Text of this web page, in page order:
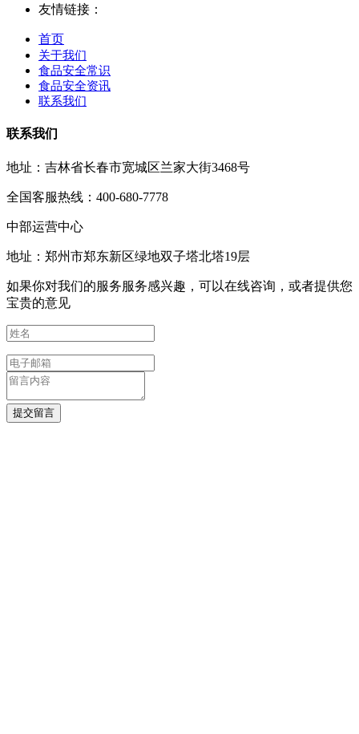
友情链接：
首页
关于我们
食品安全常识
食品安全资讯
联系我们
联系我们
地址：吉林省长春市宽城区兰家大街3468号
全国客服热线：400-680-7778
中部运营中心
地址：郑州市郑东新区绿地双子塔北塔19层
如果你对我们的服务服务感兴趣，可以在线咨询，或者提供您
宝贵的意见
提交留言